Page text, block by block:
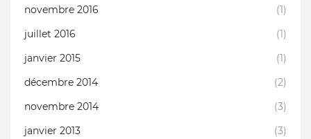
novembre 2016
(1)
juillet 2016
(1)
janvier 2015
(1)
décembre 2014
(2)
novembre 2014
(3)
janvier 2013
(3)